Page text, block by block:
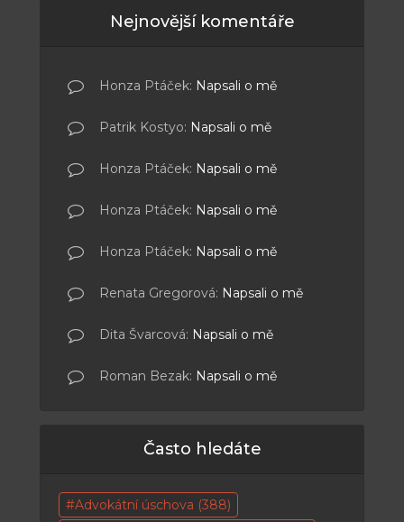
Nejnovější komentáře
Honza Ptáček: Napsali o mě
Patrik Kostyo: Napsali o mě
Honza Ptáček: Napsali o mě
Honza Ptáček: Napsali o mě
Honza Ptáček: Napsali o mě
Renata Gregorová: Napsali o mě
Dita Švarcová: Napsali o mě
Roman Bezak: Napsali o mě
Často hledáte
Advokátní úschova (388)